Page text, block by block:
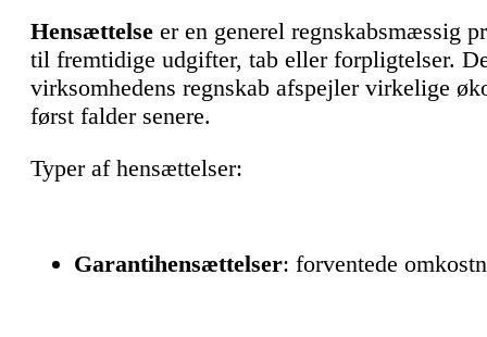
Hensættelse er en generel regnskabsmæssig
til fremtidige udgifter, tab eller forpligtelser.
virksomhedens regnskab afspejler virkelige
først falder senere.
Typer af hensættelser:
Garantihensættelser: forventede